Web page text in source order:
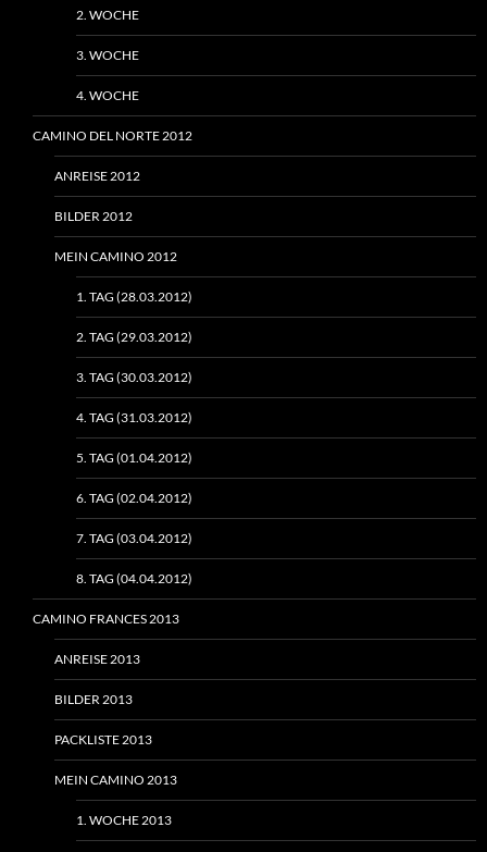
2. WOCHE
3. WOCHE
4. WOCHE
CAMINO DEL NORTE 2012
ANREISE 2012
BILDER 2012
MEIN CAMINO 2012
1. TAG (28.03.2012)
2. TAG (29.03.2012)
3. TAG (30.03.2012)
4. TAG (31.03.2012)
5. TAG (01.04.2012)
6. TAG (02.04.2012)
7. TAG (03.04.2012)
8. TAG (04.04.2012)
CAMINO FRANCES 2013
ANREISE 2013
BILDER 2013
PACKLISTE 2013
MEIN CAMINO 2013
1. WOCHE 2013